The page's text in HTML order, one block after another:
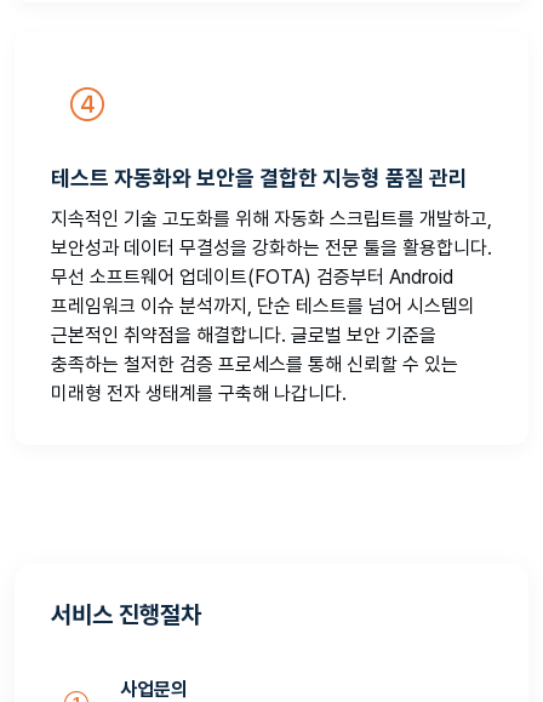
테스트 자동화와 보안을 결합한 지능형 품질 관리
지속적인 기술 고도화를 위해 자동화 스크립트를 개발하고,
보안성과 데이터 무결성을 강화하는 전문 툴을 활용합니다.
무선 소프트웨어 업데이트(FOTA) 검증부터 Android
프레임워크 이슈 분석까지, 단순 테스트를 넘어 시스템의
근본적인 취약점을 해결합니다. 글로벌 보안 기준을
충족하는 철저한 검증 프로세스를 통해 신뢰할 수 있는
미래형 전자 생태계를 구축해 나갑니다.
서비스 진행절차
사업문의